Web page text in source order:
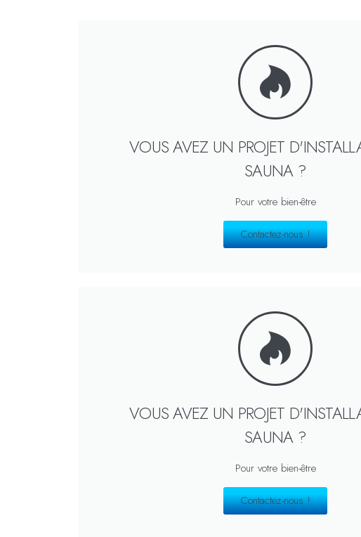
VOUS AVEZ UN PROJET
SAUNA ?
Pour votre bien-être
Contactez-nous !
VOUS AVEZ UN PROJET
SAUNA ?
Pour votre bien-être
Contactez-nous !